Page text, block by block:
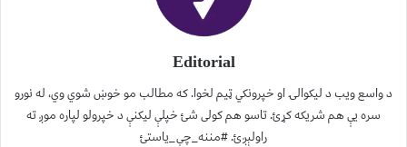
Editorial
د واسع ویب د لیکوالۍ او خپرونکي ټیم لخوا. که مطالب مو خوښ شوي وي، له نورو
سره یې هم شریکه کړئ. تاسو هم کولی شئ خپلې لیکنې د خپرولو لپاره موږ ته
راولېږئ. #مننه_چې_یاستئ